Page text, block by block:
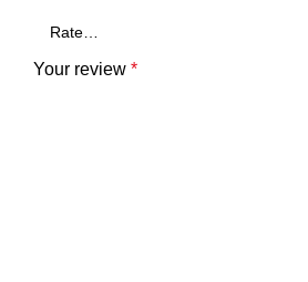
Your review *